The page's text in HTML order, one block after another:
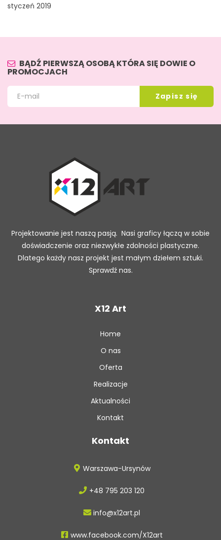
styczeń 2019
BĄDŹ PIERWSZĄ OSOBĄ KTÓRA SIĘ DOWIE O
PROMOCJACH
Projektowanie jest naszą pasją. Nasi graficy łączą w sobie
doświadczenie oraz niezwykłe zdolności plastyczne.
Dlatego każdy nasz projekt jest małym dziełem sztuki.
Sprawdź nas.
X12 Art
Home
O nas
Oferta
Realizacje
Aktualności
Kontakt
Kontakt
Warszawa-Ursynów
+48 795 203 120
info@x12art.pl
www.facebook.com/X12art